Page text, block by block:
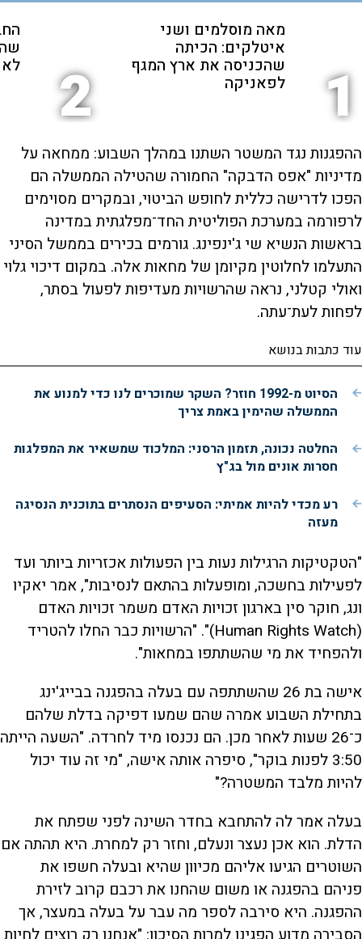
1
מאה מוסלמים ושני
איטלקים: הכיתה
שהכניסה את ארץ המגף
לפאניקה 2
ההפגנות נגד המשטר השתנו במהלך השבוע: ממחאה על
מדיניות "אפס הדבקה" החמורה שהטילה הממשלה הם
הפכו לדרישה כללית לחופש הביטוי, ובמקרים מסוימים
לרפורמה במערכת הפוליטית החד־מפלגתית במדינה
בראשות הנשיא שי ג'ינפינג. גורמים בכירים בממשל הסיני
התעלמו לחלוטין מקיומן של מחאות אלה. במקום דיכוי גלוי
ואולי קטלני, נראה שהרשויות מעדיפות לפעול בסתר,
לפחות לעת־עתה.
עוד כתבות בנושא
הסיוט מ-1992 חוזר? השקר שמוכרים לנו כדי למנוע את
הממשלה שהימין באמת צריך
החלטה נכונה, תזמון הרסני: המלכוד שמשאיר את המפלגות
חסרות אונים מול בג"ץ
רע מכדי להיות אמיתי: הסעיפים הנסתרים בתוכנית הנסיגה
מעזה
"הטקטיקות הרגילות נעות בין הפעולות אכזריות ביותר ועד
לפעילות בחשכה, ומופעלות בהתאם לנסיבות", אמר יאקיו
ונג, חוקר סין בארגון זכויות האדם משמר זכויות האדם
(Human Rights Watch)". "הרשויות כבר החלו להטריד
ולהפחיד את מי שהשתתפו במחאות".
אישה בת 26 שהשתתפה עם בעלה בהפגנה בבייג'ינג
בתחילת השבוע אמרה שהם שמעו דפיקה בדלת שלהם
כ־26 שעות לאחר מכן. הם נכנסו מיד לחרדה. "השעה הייתה
3:50 לפנות בוקר", סיפרה אותה אישה, "מי זה עוד יכול
להיות מלבד המשטרה?"
בעלה אמר לה להתחבא בחדר השינה לפני שפתח את
הדלת. הוא אכן נעצר ונעלם, וחזר רק למחרת. היא תהתה אם
השוטרים הגיעו אליהם מכיוון שהיא ובעלה חשפו את
פניהם בהפגנה או משום שהחנו את רכבם קרוב לזירת
ההפגנה. היא סירבה לספר מה עבר על בעלה במעצר, אך